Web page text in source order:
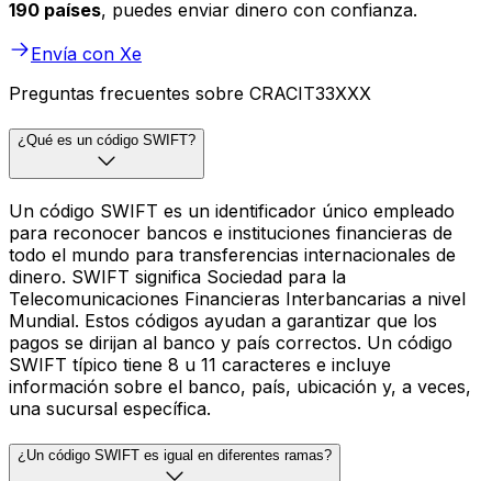
190 países, puedes enviar dinero con confianza.
Envía con Xe
Preguntas frecuentes sobre CRACIT33XXX
¿Qué es un código SWIFT?
Un código SWIFT es un identificador único empleado
para reconocer bancos e instituciones financieras de
todo el mundo para transferencias internacionales de
dinero. SWIFT significa Sociedad para la
Telecomunicaciones Financieras Interbancarias a nivel
Mundial. Estos códigos ayudan a garantizar que los
pagos se dirijan al banco y país correctos. Un código
SWIFT típico tiene 8 u 11 caracteres e incluye
información sobre el banco, país, ubicación y, a veces,
una sucursal específica.
¿Un código SWIFT es igual en diferentes ramas?